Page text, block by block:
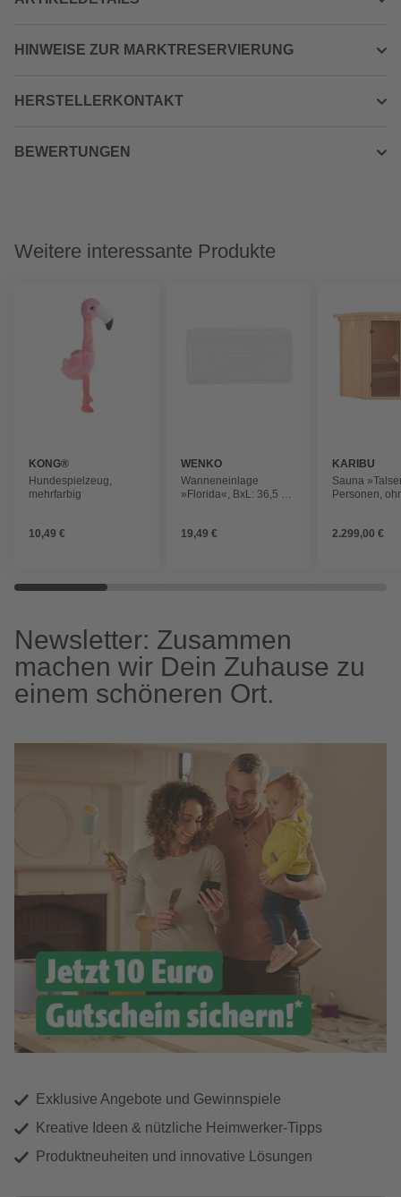
HINWEISE ZUR MARKTRESERVIERUNG
HERSTELLERKONTAKT
BEWERTUNGEN
Weitere interessante Produkte
KONG®
Hundespielzeug,
mehrfarbig
10,49 €
WENKO
Wanneneinlage
»Florida«, BxL: 36,5 x
19,49 €
KARIBU
Sauna
Personen,
2.299,00 €
Newsletter: Zusammen
machen wir Dein Zuhause zu
einem schöneren Ort.
Exklusive Angebote und Gewinnspiele
Kreative Ideen & nützliche Heimwerker-Tipps
Produktneuheiten und innovative Lösungen